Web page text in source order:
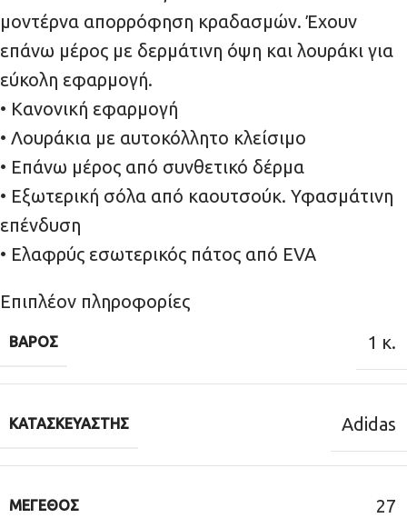
μοντέρνα απορρόφηση κραδασμών. Έχουν
επάνω μέρος με δερμάτινη όψη και λουράκι για
εύκολη εφαρμογή.
• Κανονική εφαρμογή
• Λουράκια με αυτοκόλλητο κλείσιμο
• Επάνω μέρος από συνθετικό δέρμα
• Εξωτερική σόλα από καουτσούκ. Υφασμάτινη
επένδυση
• Ελαφρύς εσωτερικός πάτος από EVA
Επιπλέον πληροφορίες
ΒΆΡΟΣ 1 κ.
ΚΑΤΑΣΚΕΥΑΣΤΉΣ Adidas
ΜΈΓΕΘΟΣ 27